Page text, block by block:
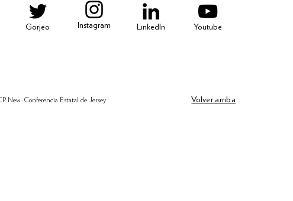
Gorjeo Instagram LinkedIn Youtube
New Conferencia Estatal de Jersey Volver arriba